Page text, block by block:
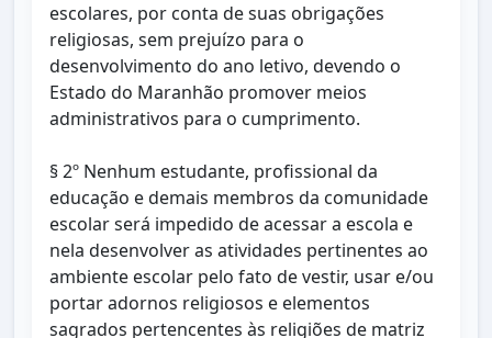
escolares, por conta de suas obrigações
religiosas, sem prejuízo para o
desenvolvimento do ano letivo, devendo o
Estado do Maranhão promover meios
administrativos para o cumprimento.
§ 2º Nenhum estudante, profissional da
educação e demais membros da comunidade
escolar será impedido de acessar a escola e
nela desenvolver as atividades pertinentes ao
ambiente escolar pelo fato de vestir, usar e/ou
portar adornos religiosos e elementos
sagrados pertencentes às religiões de matriz